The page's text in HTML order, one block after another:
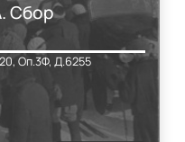
Сбор
Оп.3Ф, Д.6255